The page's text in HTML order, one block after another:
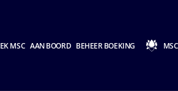
MSC AAN BOORD BEHEER BOEKING